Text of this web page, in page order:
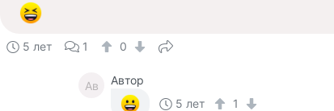
5 лет 1 0
Ав
Автор
5 лет
1